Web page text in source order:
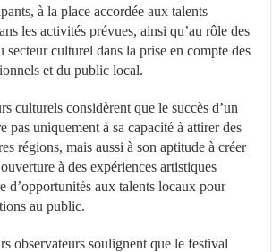
à la place accordée aux talents
les activités prévues, ainsi qu’au rôle des
secteur culturel dans la prise en compte des
et du public local.
culturels considèrent que le succès d’un
pas uniquement à sa capacité à attirer des
régions, mais aussi à son aptitude à créer
à des expériences artistiques
d’opportunités aux talents locaux pour
au public.
observateurs soulignent que le festival